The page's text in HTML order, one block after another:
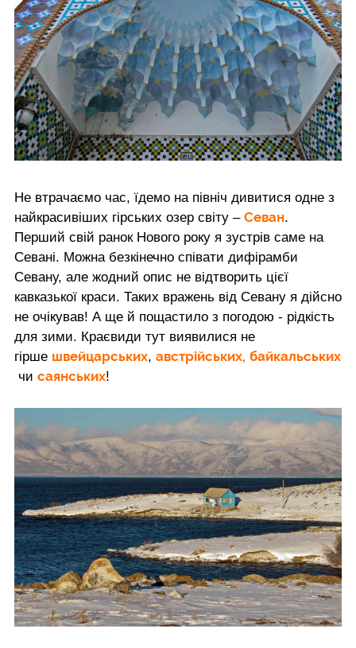
Не втрачаємо час, їдемо на північ дивитися одне з
найкрасивіших гірських озер світу – Севан.
Перший свій ранок Нового року я зустрів саме на
Севані. Можна безкінечно співати дифірамби
Севану, але жодний опис не відтворить цієї
кавказької краси. Таких вражень від Севану я дійсно
не очікував! А ще й пощастило з погодою - рідкість
для зими. Краєвиди тут виявилися не
гірше швейцарських, австрійських, байкальських
чи саянських!